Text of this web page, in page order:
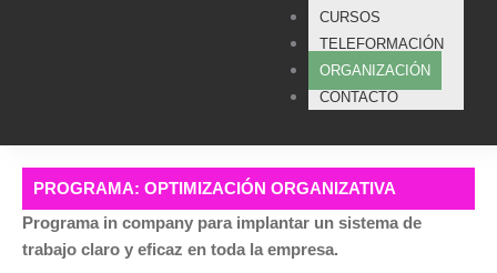
CURSOS
TELEFORMACIÓN
ORGANIZACIÓN
CONTACTO
PROGRAMA: OPTIMIZACIÓN ORGANIZATIVA
Programa in company para implantar un sistema de
trabajo claro y eficaz en toda la empresa.